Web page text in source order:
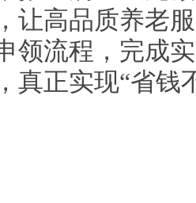
让高品质养老
领流程，完成
真正实现“省钱